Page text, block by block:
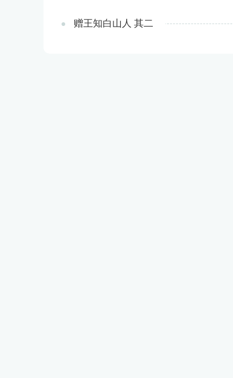
赠王知白山人 其二